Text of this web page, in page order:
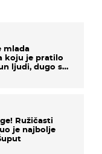
mlada
koju je pratilo
ljudi, dugo se
Ružičasti
je najbolje